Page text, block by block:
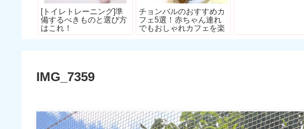
[トイレトレーニング]準
備するべきものと選び方
はこれ！
チョンバルのおすすめカ
フェ5選！赤ちゃん連れ
でもおしゃれカフェを楽
しむ♪
Gardens ジュロン
IMG_7359